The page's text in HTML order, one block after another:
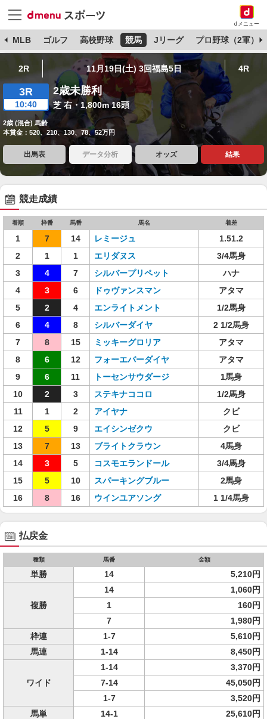
dメニュー
MLB ゴルフ 高校野球 競馬 Jリーグ プロ野球（2軍）
2R 11月19日(土) 3回福島5日 4R
3R
10:40
2歳未勝利
芝 右・1,800m 16頭
2歳 (混合) 馬齢
本賞金：520、210、130、78、52万円
出馬表 データ分析 オッズ 結果
競走成績
着順 枠番 馬番 馬名 着差
1 7 14 レミージュ
1.51.2
2
1 1 エリダヌス
3/4馬身
3
4 7 シルバープリペット
ハナ
4
3 6 ドゥヴァンスマン
アタマ
5
2 4 エンライトメント
1/2馬身
6
4 8 シルバーダイヤ
2 1/2馬身
7
8 15 ミッキーグロリア
アタマ
8
6 12 フォーエバーダイヤ
アタマ
9
6 11 トーセンサウダージ
1馬身
10
2 3 ステキナココロ
1/2馬身
11
1 2 アイヤナ
クビ
12
5 9 エイシンゼクウ
クビ
13
7 13 ブライトクラウン
4馬身
14
3 5 コスモエランドール
3/4馬身
15
5 10 スパーキングブルー
2馬身
16
8 16 ウインユアソング 1 1/4馬身
払戻金
種類 馬番 金額
単勝 14 5,210円
複勝
14
1,060円
1
160円
7
1,980円
枠連
1-7
5,610円
馬連
1-14 8,450円
ワイド
1-14
3,370円
7-14
45,050円
1-7
3,520円
馬単
14-1
25,610円